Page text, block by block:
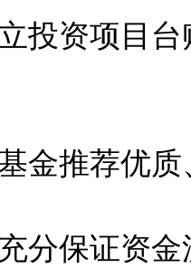
资项目台
推荐优质
保证资金